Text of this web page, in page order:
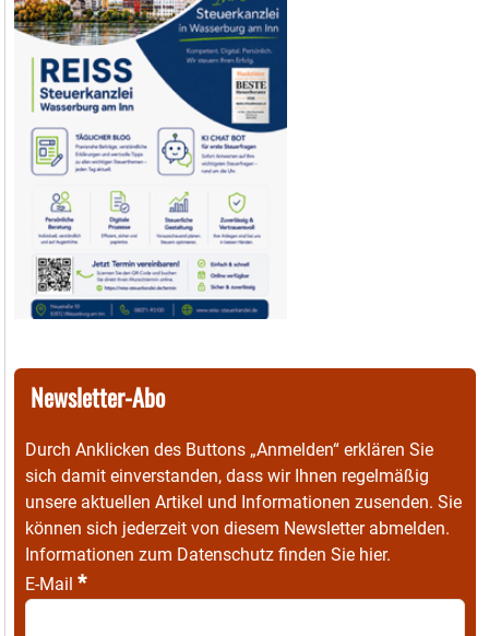
Newsletter-Abo
Durch Anklicken des Buttons „Anmelden“ erklären Sie
sich damit einverstanden, dass wir Ihnen regelmäßig
unsere aktuellen Artikel und Informationen zusenden. Sie
können sich jederzeit von diesem Newsletter abmelden.
Informationen zum Datenschutz finden Sie hier.
E-Mail *